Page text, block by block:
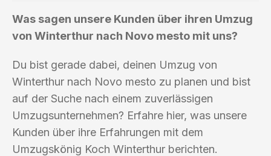
Was sagen unsere Kunden über ihren Umzug
von Winterthur nach Novo mesto mit uns?
Du bist gerade dabei, deinen Umzug von
Winterthur nach Novo mesto zu planen und bist
auf der Suche nach einem zuverlässigen
Umzugsunternehmen? Erfahre hier, was unsere
Kunden über ihre Erfahrungen mit dem
Umzugskönig Koch Winterthur berichten.